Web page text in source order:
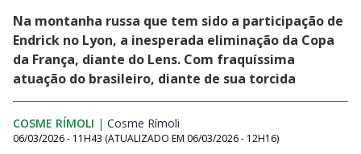
Na montanha russa que tem sido a participação de
Endrick no Lyon, a inesperada eliminação da Copa
da França, diante do Lens. Com fraquíssima
atuação do brasileiro, diante de sua torcida
COSME RÍMOLI | Cosme Rímoli
06/03/2026 - 11H43 (ATUALIZADO EM 06/03/2026 - 12H16)